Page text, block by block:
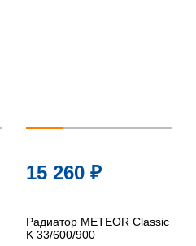
15 260 ₽
Радиатор METEOR Classic
K 33/600/900